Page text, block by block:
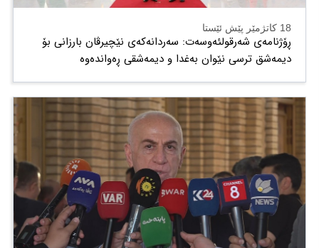
18 کاتژمێر پێش ئێستا
ڕۆژنامەی شەرقولئەوسەت: سەردانەکەی نێچیرڤان بارزانی بۆ
دیمەشق ترسی نێوان بەغدا و دیمەشقی ڕەواندەوە